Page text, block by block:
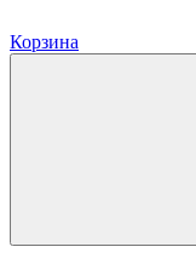
Корзина